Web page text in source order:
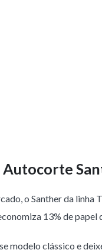
Autocorte
o Santher da
13% de papel
modelo clássico e